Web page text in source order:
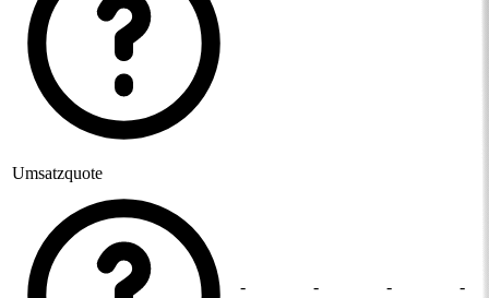
Umsatzquote
- - - -